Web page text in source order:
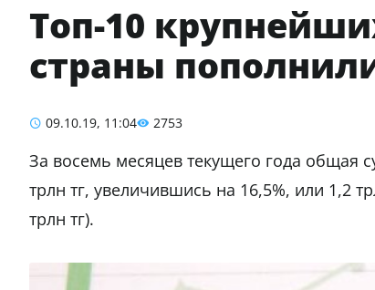
Топ-10
страны
09.10.19, 11:04 2753
За восемь месяцев текущего года общая
трлн тг, увеличившись на 16,5%, или 1,2
трлн тг).